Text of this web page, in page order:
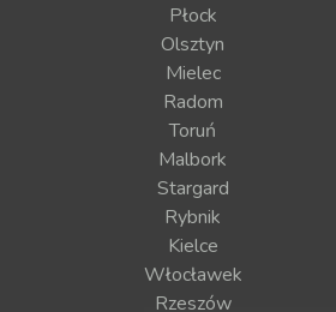
Płock
Olsztyn
Mielec
Radom
Toruń
Malbork
Stargard
Rybnik
Kielce
Włocławek
Rzeszów